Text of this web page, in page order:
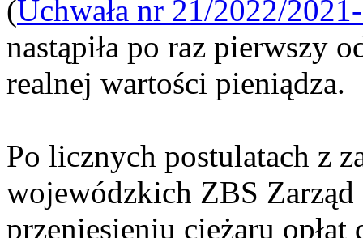
(Uchwała nr 21/2022/
nastąpiła po raz pierwszy
realnej wartości pieniądza.
Po licznych postulatach z
wojewódzkich ZBS Zarząd
przeniesieniu ciężaru